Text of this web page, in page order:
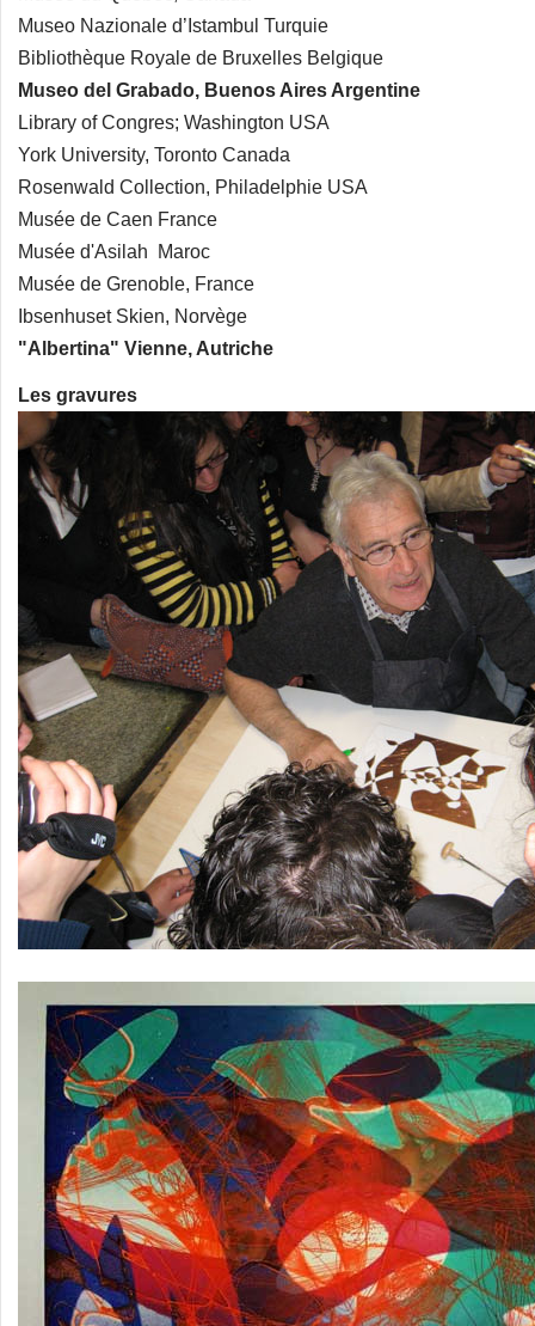
Museo Nazionale d’Istambul Turquie
Bibliothèque Royale de Bruxelles Belgique
Museo del Grabado, Buenos Aires Argentine
Library of Congres; Washington USA
York University, Toronto Canada
Rosenwald Collection, Philadelphie USA
Musée de Caen France
Musée d'Asilah Maroc
Musée de Grenoble, France
Ibsenhuset Skien, Norvège
"Albertina" Vienne, Autriche
Les gravures